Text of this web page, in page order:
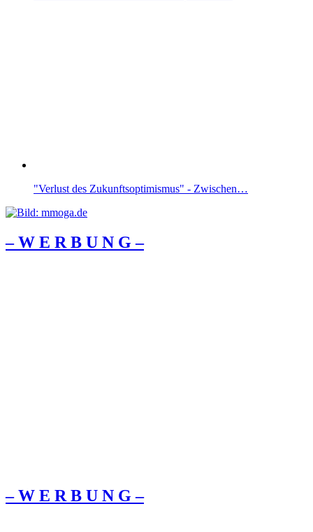
"Verlust des Zukunftsoptimismus" - Zwischen…
– W Ε R Β U Ν G –
– W Ε R Β U Ν G –